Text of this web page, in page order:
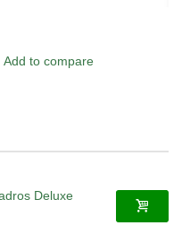
Add to compare
Deluxe